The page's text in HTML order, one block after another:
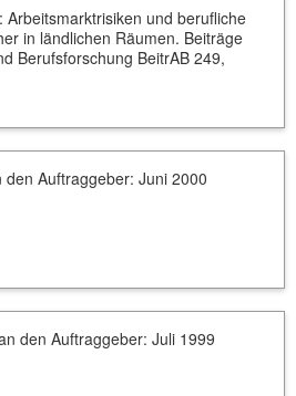
Arbeitsmarktrisiken und berufliche
in ländlichen Räumen. Beiträge
Berufsforschung BeitrAB 249,
den Auftraggeber: Juni 2000
den Auftraggeber: Juli 1999